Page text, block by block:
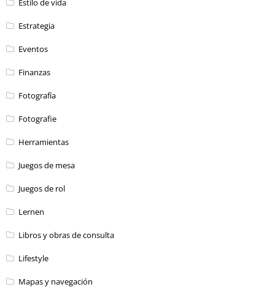
Estilo de vida
Estrategia
Eventos
Finanzas
Fotografía
Fotografie
Herramientas
Juegos de mesa
Juegos de rol
Lernen
Libros y obras de consulta
Lifestyle
Mapas y navegación